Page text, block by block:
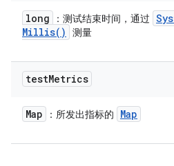
long ：测试结束时间，通过
Millis( ) 测量
testMetrics
Map ：所发出指标的 Map